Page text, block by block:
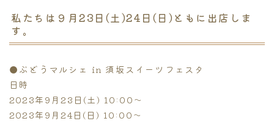
私たちは９月 23 日(土)24日(日)ともに出店しま
す。
●ぶどうマルシェ in 須坂スイーツフェスタ
日時
2023年9月23 日(土) 10:00～
2023年9月24日(日) 10:00～